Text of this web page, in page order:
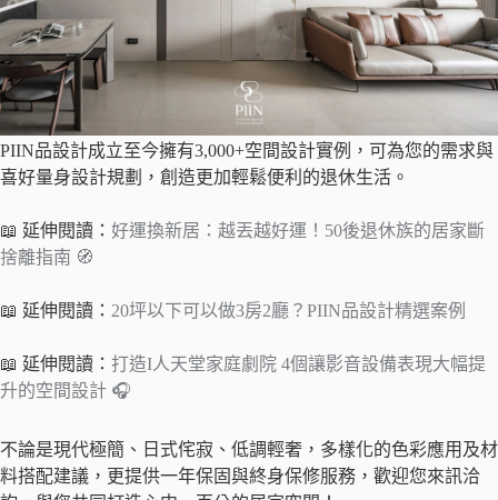
PIIN品設計成立至今擁有3,000+空間設計實例，可為您的需求與
喜好量身設計規劃，創造更加輕鬆便利的退休生活。
📖 延伸閱讀： 好運換新居：越丟越好運！50後退休族的居家斷
捨離指南 🧭
📖 延伸閱讀： 20坪以下可以做3房2廳？PIIN品設計精選案例
📖 延伸閱讀： 打造I人天堂家庭劇院 4個讓影音設備表現大幅提
升的空間設計 🎧
不論是現代極簡、日式侘寂、低調輕奢，多樣化的色彩應用及材
料搭配建議，更提供一年保固與終身保修服務，歡迎您來訊洽